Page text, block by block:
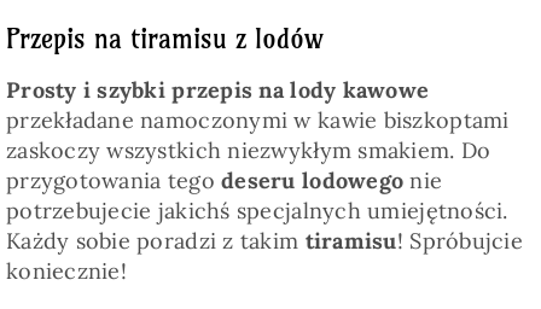
Przepis na tiramisu z lodów
Prosty i szybki przepis na lody kawowe
przekładane namoczonymi w kawie biszkoptami
zaskoczy wszystkich niezwykłym smakiem. Do
przygotowania tegodeseru lodowego nie
potrzebujecie jakichś specjalnych umiejętności.
Każdy sobie poradzi z takim tiramisu! Spróbujcie
koniecznie!